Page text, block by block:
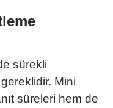
sürekli
Mini
süreleri hem de